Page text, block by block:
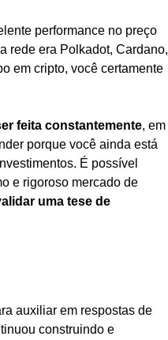
performance no preço
rede era Polkadot, Cardano,
em cripto, você certamente
feita constantemente, em
porque você ainda está
É possível
e rigoroso mercado de
uma tese de
auxiliar em respostas de
construindo e